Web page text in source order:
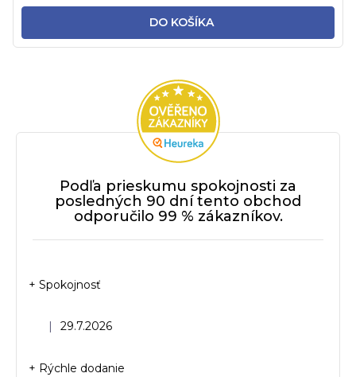
DO KOŠÍKA
Podľa prieskumu spokojnosti za
posledných 90 dní tento obchod
odporučilo 99 % zákazníkov.
Hodnotenie obchodu je 5 z 5 hviezdičiek.
| 29.7.2026
+ Spokojnosť
+ Rýchle dodanie